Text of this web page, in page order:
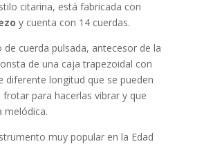
citarina, está fabricada con
y cuenta con 14 cuerdas.
de cuerda pulsada, antecesor de la
de una caja trapezoidal con
diferente longitud que se pueden
para hacerlas vibrar y que
melódica.
muy popular en la Edad